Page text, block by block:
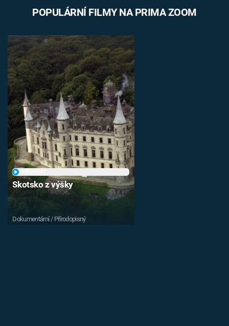
POPULÁRNÍ FILMY NA PRIMA ZOOM
Skotsko z výšky
Dokumentární / Přírodopisný